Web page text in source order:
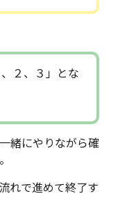
２、３」とな
緒にやりながら確
れで進めて終了す